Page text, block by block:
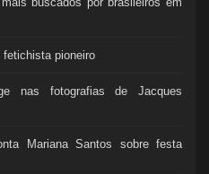
fetichista pioneiro
nas fotografias de Jacques
Mariana Santos sobre festa